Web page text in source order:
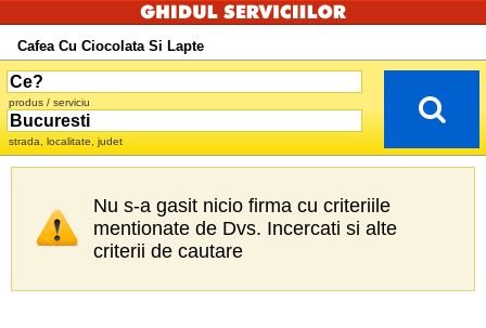
Cafea Cu Ciocolata Si Lapte
produs / serviciu
strada, localitate, judet
Nu s-a gasit nicio firma cu criteriile
mentionate de Dvs. Incercati si alte
criterii de cautare